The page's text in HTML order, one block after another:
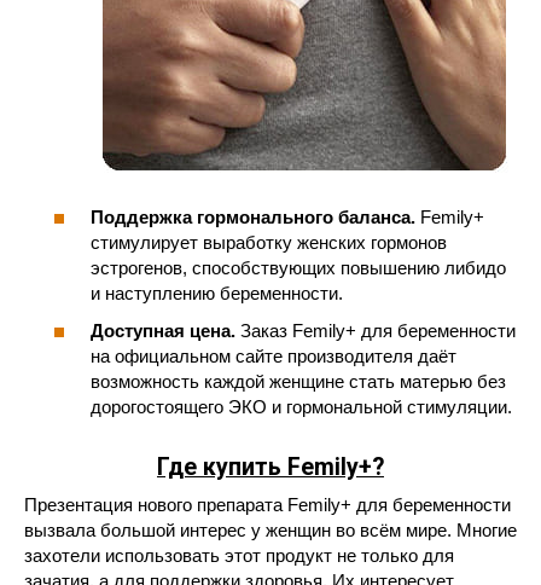
Поддержка гормонального баланса. Femily+
стимулирует выработку женских гормонов
эстрогенов, способствующих повышению либидо
и наступлению беременности.
Доступная цена. Заказ Femily+ для беременности
на официальном сайте производителя даёт
возможность каждой женщине стать матерью без
дорогостоящего ЭКО и гормональной стимуляции.
Где купить Femily+?
Презентация нового препарата Femily+ для беременности
вызвала большой интерес у женщин во всём мире. Многие
захотели использовать этот продукт не только для
зачатия, а для поддержки здоровья. Их интересует